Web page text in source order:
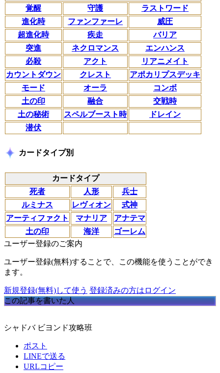
覚醒
守護
ラストワード
進化時
ファンファーレ
威圧
超進化時
疾走
バリア
突進
ネクロマンス
エンハンス
必殺
アクト
リアニメイト
カウントダウン
クレスト
アポカリプスデッキ
モード
オーラ
コンボ
土の印
融合
交戦時
土の秘術
スペルブースト時
ドレイン
潜伏
カードタイプ別
カードタイプ
死者
人形
兵士
ルミナス
レヴィオン
式神
アーティファクト
マナリア
アナテマ
土の印
海洋
ゴーレム
ユーザー登録のご案内
ユーザー登録(無料)することで、この機能を使うことができ
ます。
新規登録(無料)して使う 登録済みの方はログイン
この記事を書いた人
シャドバ ビヨンド攻略班
ポスト
LINEで送る
URLコピー